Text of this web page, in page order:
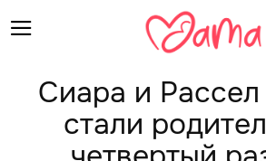
Сиара и
стали